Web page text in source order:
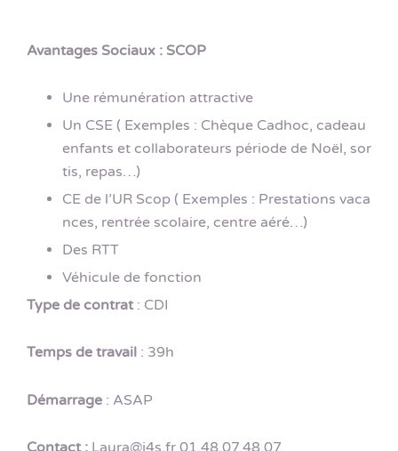
Avantages Sociaux : SCOP
Une rémunération attractive
Un CSE ( Exemples : Chèque Cadhoc, cadeau
enfants et collaborateurs période de Noël, sor
tis, repas…)
CE de l’UR Scop ( Exemples : Prestations vaca
nces, rentrée scolaire, centre aéré…)
Des RTT
Véhicule de fonction
Type de contrat: CDI
Temps de travail : 39h
Démarrage : ASAP
Contact : Laura@j4s.fr 01.48.07.48.07